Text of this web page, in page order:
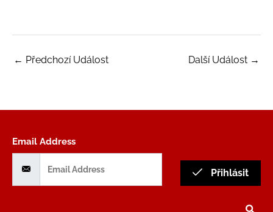
← Předchozí Událost Další Událost →
Email Address
Přihlásit